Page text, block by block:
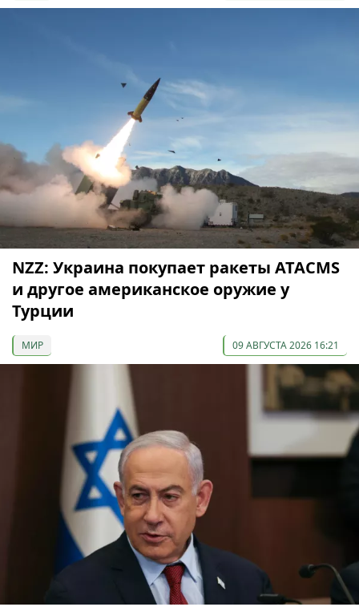
NZZ: Украина покупает ракеты ATACMS
и другое американское оружие у
Турции
МИР 09 АВГУСТА 2026 16:21